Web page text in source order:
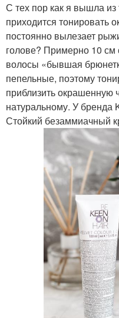
С тех пор как я вышла из
приходится тонировать
постоянно вылезает
голове? Примерно 10 см
волосы «бывшая
пепельные, поэтому
приблизить окрашенную
натуральному. У бренда
Стойкий безаммиачный